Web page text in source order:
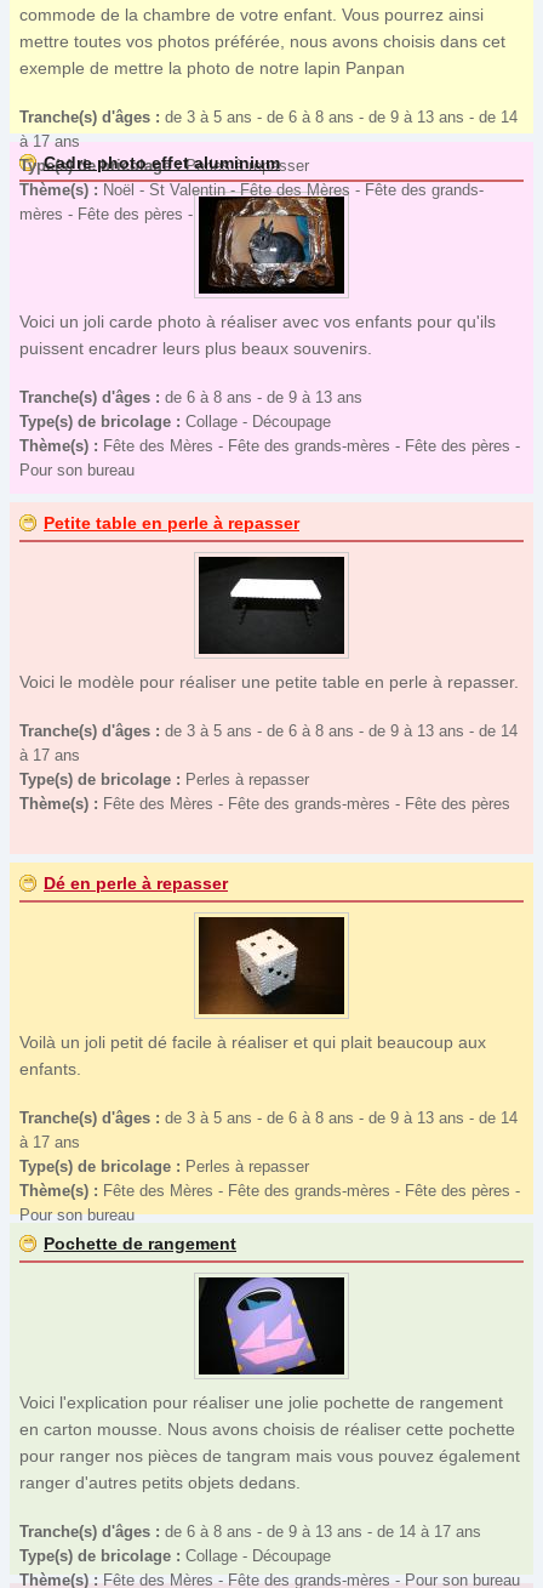
commode de la chambre de votre enfant. Vous pourrez ainsi
mettre toutes vos photos préférée, nous avons choisis dans cet
exemple de mettre la photo de notre lapin Panpan
Tranche(s) d'âges : de 3 à 5 ans - de 6 à 8 ans - de 9 à 13 ans - de 14
à 17 ans
Type(s) de bricolage :Perles à repasser
Thème(s) : Noël - St Valentin - Fête des Mères - Fête des grands-
mères - Fête des pères - Pour son bureau
Cadre photo effet aluminium
Voici un joli carde photo à réaliser avec vos enfants pour qu'ils
puissent encadrer leurs plus beaux souvenirs.
Tranche(s) d'âges : de 6 à 8 ans - de 9 à 13 ans
Type(s) de bricolage : Collage - Découpage
Thème(s) : Fête des Mères - Fête des grands-mères - Fête des pères -
Pour son bureau
Petite table en perle à repasser
Voici le modèle pour réaliser une petite table en perle à repasser.
Tranche(s) d'âges : de 3 à 5 ans - de 6 à 8 ans - de 9 à 13 ans - de 14
à 17 ans
Type(s) de bricolage : Perles à repasser
Thème(s) : Fête des Mères - Fête des grands-mères - Fête des pères
Dé en perle à repasser
Voilà un joli petit dé facile à réaliser et qui plait beaucoup aux
enfants.
Tranche(s) d'âges : de 3 à 5 ans - de 6 à 8 ans - de 9 à 13 ans - de 14
à 17 ans
Type(s) de bricolage : Perles à repasser
Thème(s) : Fête des Mères - Fête des grands-mères - Fête des pères -
Pour son bureau
Pochette de rangement
Voici l'explication pour réaliser une jolie pochette de rangement
en carton mousse. Nous avons choisis de réaliser cette pochette
pour ranger nos pièces de tangram mais vous pouvez également
ranger d'autres petits objets dedans.
Tranche(s) d'âges : de 6 à 8 ans - de 9 à 13 ans - de 14 à 17 ans
Type(s) de bricolage : Collage - Découpage
Thème(s) :Fête des Mères - Fête des grands-mères - Pour son bureau